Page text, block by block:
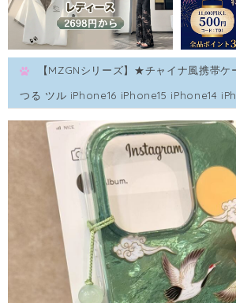
【MZGNシリーズ】★チャイナ風携帯
つる ツル iPhone16 iPhone15 iPhone14